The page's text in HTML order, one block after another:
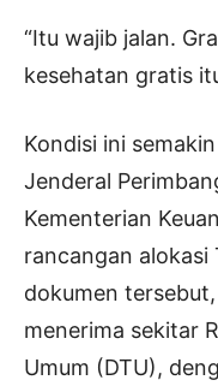
“Itu wajib jalan.
kesehatan gratis
Kondisi ini
Jenderal
Kementerian
rancangan alokasi
dokumen
menerima sekitar
Umum (DTU),